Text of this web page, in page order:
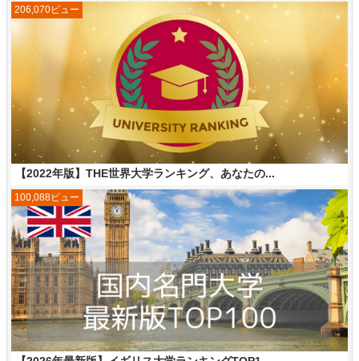
【2022年版】THE世界大学ランキング、あなたの...
206,070ビュー
100,088ビュー